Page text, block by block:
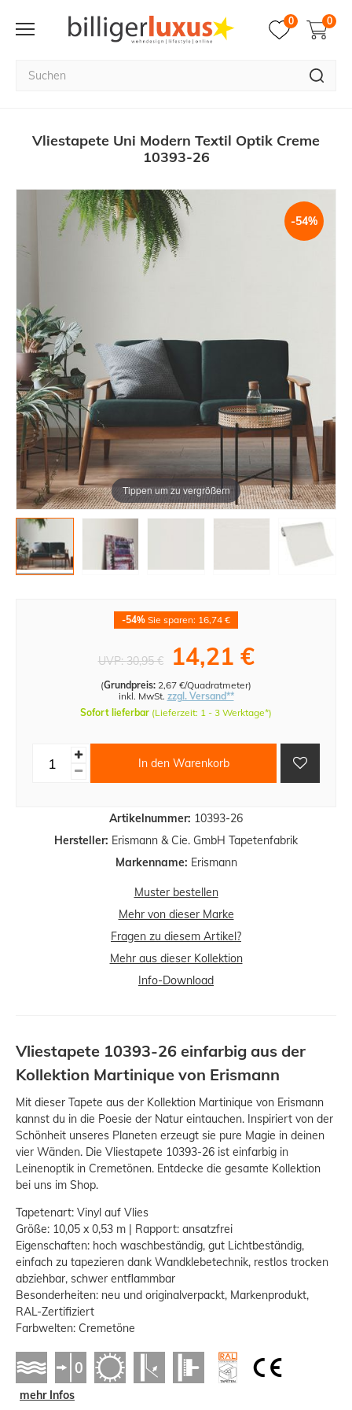
0 0
Vliestapete Uni Modern Textil Optik Creme
10393-26
Tippen um zu vergrößern
-54%
Artikelnummer: 10393-26
Hersteller: Erismann & Cie. GmbH Tapetenfabrik
Markenname: Erismann
-54% Sie sparen: 16,74 €
UVP:30,95 € 14,21 €
(Grundpreis: 2,67 €/Quadratmeter)
inkl. MwSt. zzgl. Versand**
Sofort lieferbar (Lieferzeit: 1 - 3 Werktage*)
In den Warenkorb
Muster bestellen
Mehr von dieser Marke
Fragen zu diesem Artikel?
Mehr aus dieser Kollektion
Info-Download
Vliestapete 10393-26 einfarbig aus der
Kollektion Martinique von Erismann
Mit dieser Tapete aus der Kollektion Martinique von Erismann
kannst du in die Poesie der Natur eintauchen. Inspiriert von der
Schönheit unseres Planeten erzeugt sie pure Magie in deinen
vier Wänden. Die Vliestapete 10393-26 ist einfarbig in
Leinenoptik in Cremetönen. Entdecke die gesamte Kollektion
bei uns im Shop.
Tapetenart: Vinyl auf Vlies
Größe: 10,05 x 0,53 m | Rapport: ansatzfrei
Eigenschaften: hoch waschbeständig, gut Lichtbeständig,
einfach zu tapezieren dank Wandklebetechnik, restlos trocken
abziehbar, schwer entflammbar
Besonderheiten: neu und originalverpackt, Markenprodukt,
RAL-Zertifiziert
Farbwelten: Cremetöne
mehr Infos